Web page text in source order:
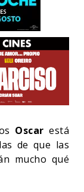
Oscar está
de que las
mucho qué